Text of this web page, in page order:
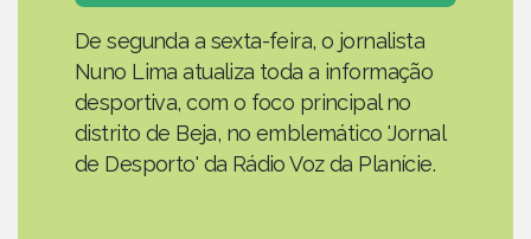
De segunda a sexta-feira, o jornalista
Nuno Lima atualiza toda a informação
desportiva, com o foco principal no
distrito de Beja, no emblemático 'Jornal
de Desporto' da Rádio Voz da Planície.